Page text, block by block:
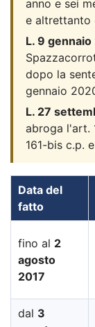
anno e sei
e altrettanto
L. 9 gennaio
dopo la
gennaio
L. 27
abroga l'art.
161-bis c.p.
Data del
fatto
fino al 2
agosto
2017
dal 3